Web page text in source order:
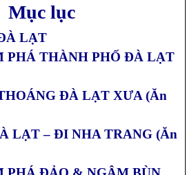
Mục lục
LẠT
PHÁ THÀNH PHỐ ĐÀ LẠT
ĐÀ LẠT XƯA (Ăn
LẠT – ĐI NHA TRANG (Ăn